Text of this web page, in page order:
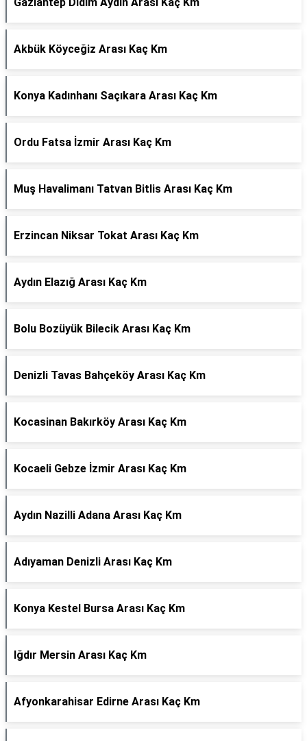
Akbük Köyceğiz Arası Kaç Km
Konya Kadınhanı Saçıkara Arası Kaç Km
Ordu Fatsa İzmir Arası Kaç Km
Muş Havalimanı Tatvan Bitlis Arası Kaç Km
Erzincan Niksar Tokat Arası Kaç Km
Aydın Elazığ Arası Kaç Km
Bolu Bozüyük Bilecik Arası Kaç Km
Denizli Tavas Bahçeköy Arası Kaç Km
Kocasinan Bakırköy Arası Kaç Km
Kocaeli Gebze İzmir Arası Kaç Km
Aydın Nazilli Adana Arası Kaç Km
Adıyaman Denizli Arası Kaç Km
Konya Kestel Bursa Arası Kaç Km
Iğdır Mersin Arası Kaç Km
Afyonkarahisar Edirne Arası Kaç Km